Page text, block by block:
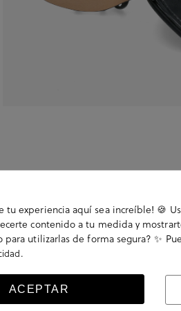
con hebilla en un lateral. La plantilla no es
tu experiencia aquí sea increíble! 🍪
contenido a tu medida y
utilizarlas de forma segura? ✨
.
ACEPTAR